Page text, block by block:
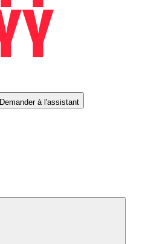
Demander à l'assistant